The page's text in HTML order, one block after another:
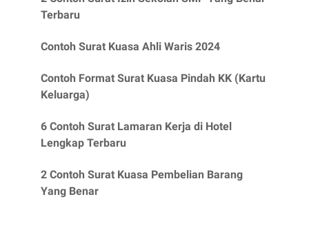
Terbaru
Contoh Surat Kuasa Ahli Waris 2024
Contoh Format Surat Kuasa Pindah KK (Kartu
Keluarga)
6 Contoh Surat Lamaran Kerja di Hotel
Lengkap Terbaru
2 Contoh Surat Kuasa Pembelian Barang
Yang Benar